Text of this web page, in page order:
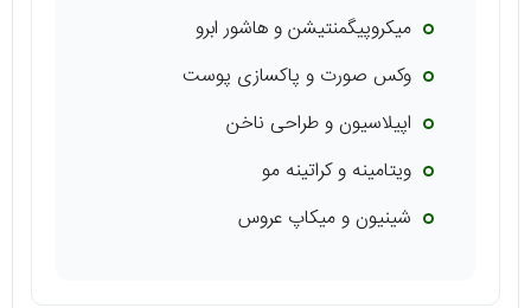
میکروپیگمنتیشن و هاشور ابرو
وکس صورت و پاکسازی پوست
اپیلاسیون و طراحی ناخن
ویتامینه و کراتینه مو
شینیون و میکاپ عروس